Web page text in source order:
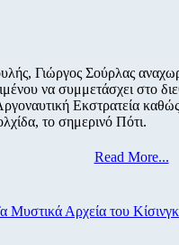
Γιώργος Σούρλας
να συμμετάσχει στο
Εκστρατεία
το σημερινό Πότι.
Read More...
Μυστικά Αρχεία του